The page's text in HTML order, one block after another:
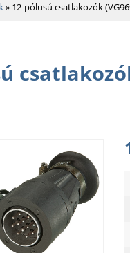
» 12-pólusú csatlakozók